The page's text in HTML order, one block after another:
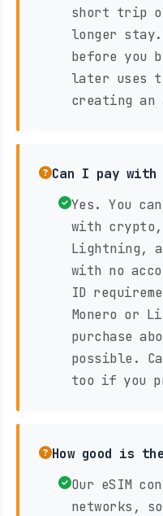
short trip
longer
before you
later uses
creating an
Can I pay with
Yes. You
with
Lightning,
with no
ID
Monero or
purchase
possible.
too if you
How good is
Our eSIM
networks,